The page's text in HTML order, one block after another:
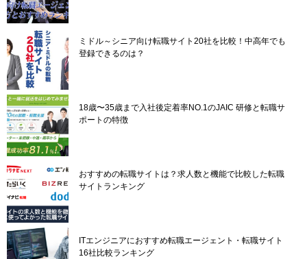
ン
ミドル～シニア向け転職サイト20社を比較！中高年でも
登録できるのは？
18歳〜35歳まで入社後定着率NO.1のJAIC 研修と転職サ
ポートの特徴
おすすめの転職サイトは？求人数と機能で比較した転職
サイトランキング
ITエンジニアにおすすめ転職エージェント・転職サイト
16社比較ランキング